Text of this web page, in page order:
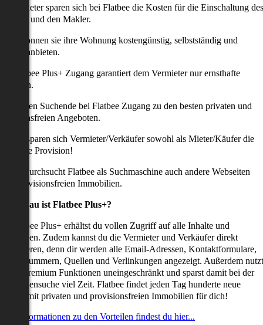
Anbieter sparen sich bei Flatbee die Kosten für die Einschaltung des
und den Makler.
können sie ihre Wohnung kostengünstig, selbstständig und
anbieten.
Flatbee Plus+ Zugang garantiert dem Vermieter nur ernsthafte
erhalten Suchende bei Flatbee Zugang zu den besten privaten und
Angeboten.
uns sparen sich Vermieter/Verkäufer sowohl als Mieter/Käufer die
Provision!
durchsucht Flatbee als Suchmaschine auch andere Webseiten
provisionsfreien Immobilien.
genau ist Flatbee Plus+?
Flatbee Plus+ erhältst du vollen Zugriff auf alle Inhalte und
Zudem kannst du die Vermieter und Verkäufer direkt
denn dir werden alle Email-Adressen, Kontaktformulare,
Quellen und Verlinkungen angezeigt. Außerdem nutzt
alle Premium Funktionen uneingeschränkt und sparst damit bei der
viel Zeit. Flatbee findet jeden Tag hunderte neue
mit privaten und provisionsfreien Immobilien für dich!
Informationen zu den Vorteilen findest du hier...